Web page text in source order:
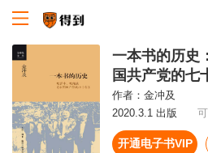
一本书的历史
国共产党的七
作者： 金冲及
2020.3.1 出版
开通电子书VIP